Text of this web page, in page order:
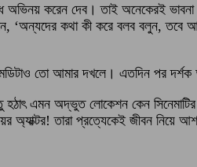
অভিনয় করেন দেব। তাই অনেকেরই
‘অন্যদের কথা কী করে বলব বলুন,
তো আমার দখলে। এতদিন পর
হঠাৎ এমন অদ্ভুত লোকেশন কেন
অ্যাক্টর! তারা প্রত্যেকেই জীবন